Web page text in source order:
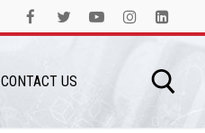
CONTACT US